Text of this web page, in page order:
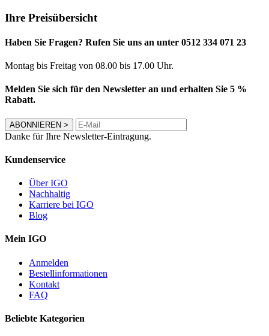
Ihre Preisübersicht
Haben Sie Fragen? Rufen Sie uns an unter 0512 334 071 23
Montag bis Freitag von 08.00 bis 17.00 Uhr.
Melden Sie sich für den Newsletter an und erhalten Sie 5 %
Rabatt.
ABONNIEREN >
Danke für Ihre Newsletter-Eintragung.
Kundenservice
Über IGO
Nachhaltig
Karriere bei IGO
Blog
Mein IGO
Anmelden
Bestellinformationen
Kontakt
FAQ
Beliebte Kategorien